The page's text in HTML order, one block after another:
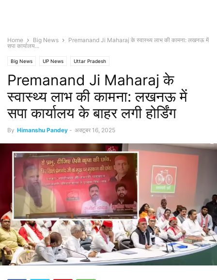
Home Big News
Premanand Ji Maharaj के स्वास्थ्य लाभ की कामना: लखनऊ में
सपा कार्यालय...
Big News UP News Uttar Pradesh
Premanand Ji Maharaj के
स्वास्थ्य लाभ की कामना: लखनऊ में
सपा कार्यालय के बाहर लगी होर्डिंग
By Himanshu Pandey - अक्टूबर 16, 2025